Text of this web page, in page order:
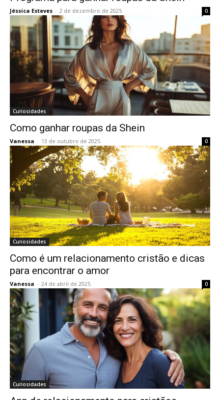
Jéssica Esteves - 2 de dezembro de 2025 0
Curiosidades
Como ganhar roupas da Shein
Vanessa - 13 de outubro de 2025 0
Curiosidades
Como é um relacionamento cristão e dicas
para encontrar o amor
Vanessa - 24 de abril de 2025 0
Curiosidades